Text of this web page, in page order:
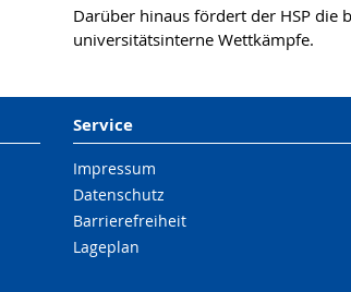
Darüber hinaus fördert der HSP
universitätsinterne Wettkämpfe.
Service
Impressum
Datenschutz
Barrierefreiheit
Lageplan